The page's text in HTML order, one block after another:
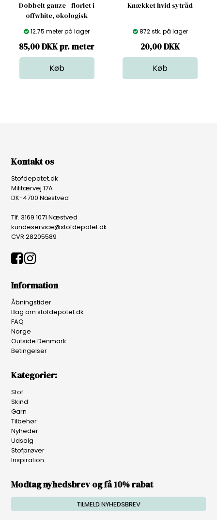
Dobbelt gauze - florlet i
offwhite, økologisk
12.75 meter på lager
85,00 DKK pr. meter
Knækket hvid sytråd
872 stk. på lager
20,00DKK
Kontakt os
Stofdepotet.dk
Militærvej 17A
DK-4700 Næstved
Tlf. 3169 1071 Næstved
kundeservice@stofdepotet.dk
CVR 28205589
Information
Åbningstider
Bag om stofdepotet.dk
FAQ
Norge
Outside Denmark
Betingelser
Kategorier:
Stof
Skind
Garn
Tilbehør
Nyheder
Udsalg
Stofprøver
Inspiration
Modtag nyhedsbrev og få 10% rabat
TILMELD NYHEDSBREV